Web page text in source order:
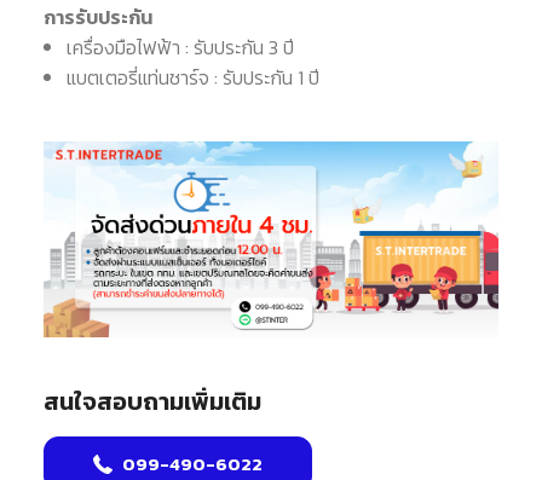
การรับประกัน
เครื่องมือไฟฟ้า : รับประกัน 3 ปี
แบตเตอรี่แท่นชาร์จ : รับประกัน 1 ปี
สนใจสอบถามเพิ่มเติม
099-490-6022